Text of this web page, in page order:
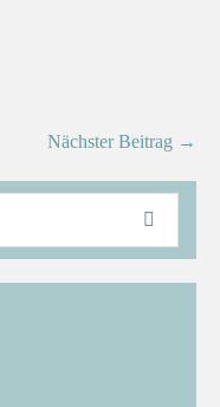
Nächster Beitrag →